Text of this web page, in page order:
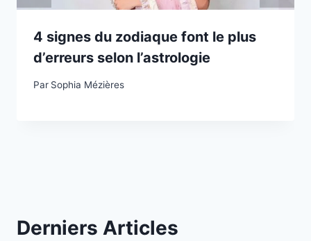
4 signes du zodiaque font le plus
d’erreurs selon l’astrologie
Par Sophia Mézières
Derniers Articles